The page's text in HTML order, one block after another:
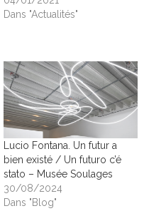
Dans "Actualités"
Lucio Fontana. Un futur a
bien existé / Un futuro c’é
stato – Musée Soulages
30/08/2024
Dans "Blog"